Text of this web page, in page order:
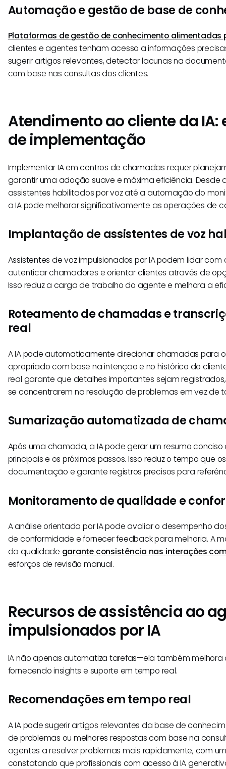
Automação e gestão de base de
Plataformas de gestão de conhecimento alimentadas
clientes e agentes tenham acesso a informações
sugerir artigos relevantes, detectar lacunas na
com base nas consultas dos clientes.
Atendimento ao cliente da
de implementação
Implementar IA em centros de chamadas requer
garantir uma adoção suave e máxima eficiência. Desde
assistentes habilitados por voz até a automação do
a IA pode melhorar significativamente as operações de
Implantação de assistentes de voz
Assistentes de voz impulsionados por IA podem lidar
autenticar chamadores e orientar clientes através de
Isso reduz a carga de trabalho do agente e melhora a
Roteamento de chamadas e
real
A IA pode automaticamente direcionar chamadas para
apropriado com base na intenção e no histórico do
real garante que detalhes importantes sejam
se concentrarem na resolução de problemas em vez de
Sumarização automatizada de
Após uma chamada, a IA pode gerar um resumo
principais e os próximos passos. Isso reduz o tempo que
documentação e garante registros precisos para
Monitoramento de qualidade e
A análise orientada por IA pode avaliar o desempenho
de conformidade e fornecer feedback para melhoria. A
da qualidade garante consistência nas interações
esforços de revisão manual.
Recursos de assistência ao
impulsionados por IA
IA não apenas automatiza tarefas—ela também
fornecendo insights e suporte em tempo real.
Recomendações em tempo real
A IA pode sugerir artigos relevantes da base de
de problemas ou melhores respostas com base na
agentes a resolver problemas mais rapidamente, com
constatando que profissionais com acesso à IA